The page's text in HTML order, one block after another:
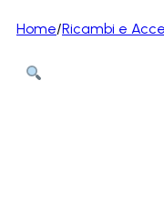
Home/Ricambi e